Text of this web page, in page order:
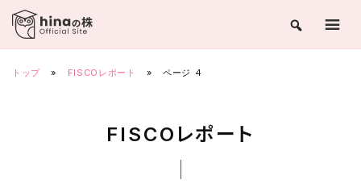
Skip
content
トップ » FISCOレポート » ページ 4
FISCOレポート